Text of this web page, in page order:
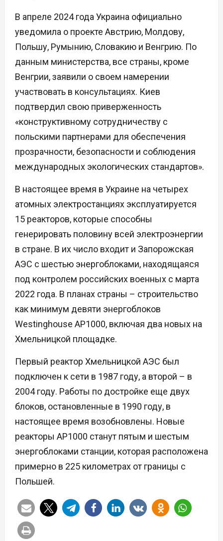
В апреле 2024 года Украина официально
уведомила о проекте Австрию, Молдову,
Польшу, Румынию, Словакию и Венгрию. По
данным министерства, все страны, кроме
Венгрии, заявили о своем намерении
участвовать в консультациях. Киев
подтвердил свою приверженность
«конструктивному сотрудничеству с
польскими партнерами для обеспечения
прозрачности, безопасности и соблюдения
международных экологических стандартов».
В настоящее время в Украине на четырех
атомных электростанциях эксплуатируется
15 реакторов, которые способны
генерировать половину всей электроэнергии
в стране. В их число входит и Запорожская
АЭС с шестью энергоблоками, находящаяся
под контролем российских военных с марта
2022 года. В планах страны – строительство
как минимум девяти энергоблоков
Westinghouse AP1000, включая два новых на
Хмельницкой площадке.
Первый реактор Хмельницкой АЭС был
подключен к сети в 1987 году, а второй – в
2004 году. Работы по достройке еще двух
блоков, остановленные в 1990 году, в
настоящее время возобновлены. Новые
реакторы AP1000 станут пятым и шестым
энергоблоками станции, которая расположена
примерно в 225 километрах от границы с
Польшей.